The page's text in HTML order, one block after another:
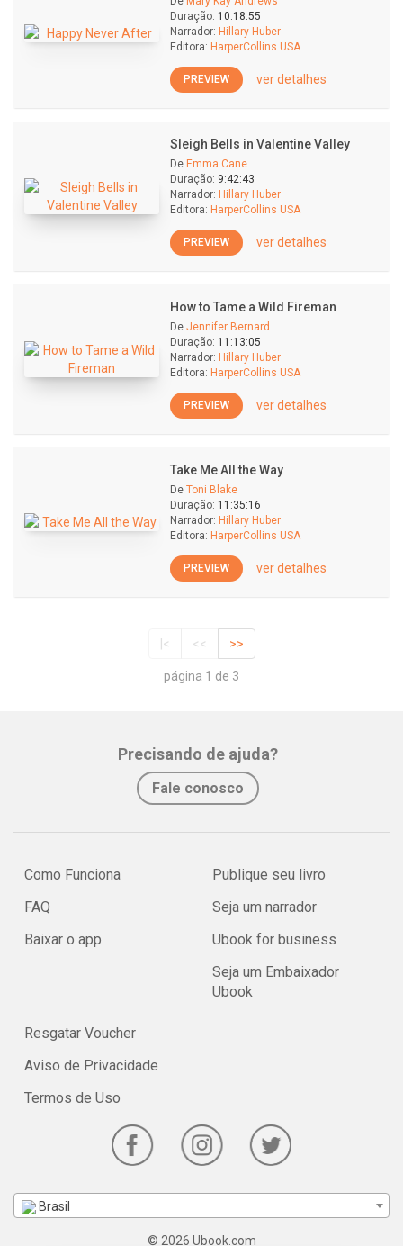
Duração: 10:18:55
Narrador: Hillary Huber
Editora: HarperCollins USA
PREVIEW ver detalhes
Sleigh Bells in Valentine Valley
De Emma Cane
Duração: 9:42:43
Narrador: Hillary Huber
Editora: HarperCollins USA
PREVIEW ver detalhes
How to Tame a Wild Fireman
De Jennifer Bernard
Duração: 11:13:05
Narrador: Hillary Huber
Editora: HarperCollins USA
PREVIEW ver detalhes
Take Me All the Way
De Toni Blake
Duração: 11:35:16
Narrador: Hillary Huber
Editora: HarperCollins USA
PREVIEW ver detalhes
|< << >>
página 1 de 3
Precisando de ajuda?
Fale conosco
Como Funciona
FAQ
Baixar o app
Publique seu livro
Seja um narrador
Ubook for business
Seja um Embaixador
Ubook
Resgatar Voucher
Aviso de Privacidade
Termos de Uso
Brasil
© 2026 Ubook.com